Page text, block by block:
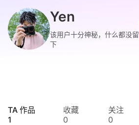
下载
会员
企业服务
Yen
该用户十分神秘，什么都没留
下
TA 作品
1
收藏
0
关注
0